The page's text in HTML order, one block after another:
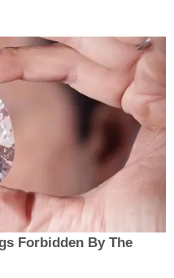
Forbidden By The